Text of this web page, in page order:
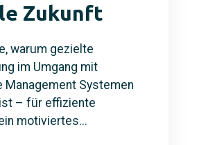
Zukunft
warum gezielte
im Umgang mit
Management Systemen
– für effiziente
motiviertes...